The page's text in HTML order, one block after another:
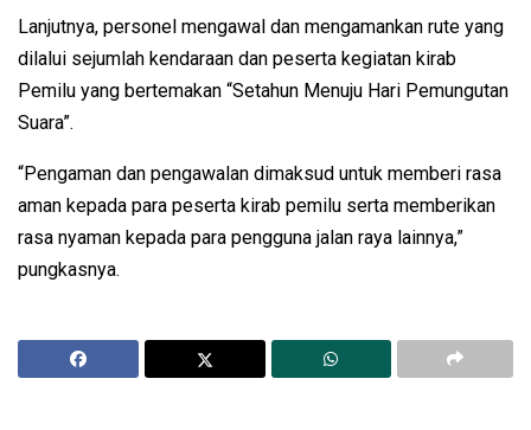
Lanjutnya, personel mengawal dan mengamankan rute yang
dilalui sejumlah kendaraan dan peserta kegiatan kirab
Pemilu yang bertemakan “Setahun Menuju Hari Pemungutan
Suara”.
“Pengaman dan pengawalan dimaksud untuk memberi rasa
aman kepada para peserta kirab pemilu serta memberikan
rasa nyaman kepada para pengguna jalan raya lainnya,”
pungkasnya.